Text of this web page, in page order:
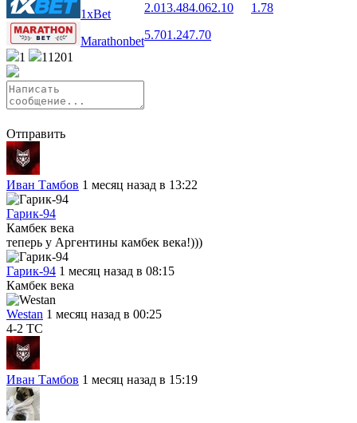
1xBet
2.013.484.062.10 1.78
Marathonbet5.701.247.70
1
11201
Отправить
Иван Тамбов 1 месяц назад в 13:22
Гарик-94
Камбек века
теперь у Аргентины камбек века!)))
Гарик-94 1 месяц назад в 08:15
Камбек века
Westan 1 месяц назад в 00:25
4-2 ТС
Иван Тамбов 1 месяц назад в 15:19